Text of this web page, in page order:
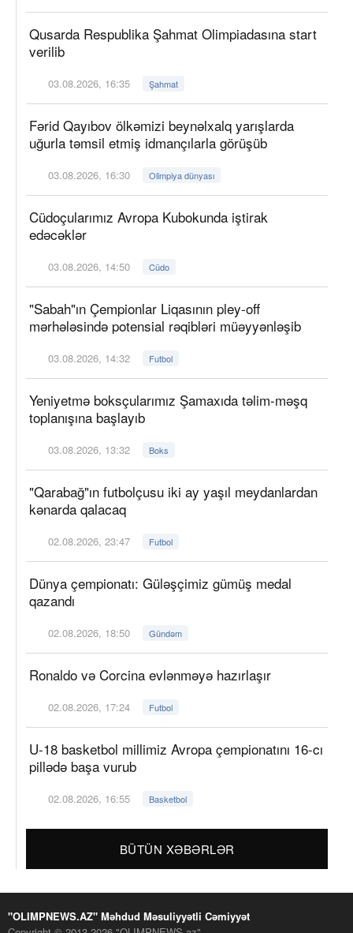
Qusarda Respublika Şahmat Olimpiadasına start
verilib
03.08.2026, 16:35 Şahmat
Fərid Qayıbov ölkəmizi beynəlxalq yarışlarda
uğurla təmsil etmiş idmançılarla görüşüb
03.08.2026, 16:30 Olimpiya dünyası
Cüdoçularımız Avropa Kubokunda iştirak
edəcəklər
03.08.2026, 14:50 Cüdo
"Sabah"ın Çempionlar Liqasının pley-off
mərhələsində potensial rəqibləri müəyyənləşib
03.08.2026, 14:32 Futbol
Yeniyetmə boksçularımız Şamaxıda təlim-məşq
toplanışına başlayıb
03.08.2026, 13:32 Boks
"Qarabağ"ın futbolçusu iki ay yaşıl meydanlardan
kənarda qalacaq
02.08.2026, 23:47 Futbol
Dünya çempionatı: Güləşçimiz gümüş medal
qazandı
02.08.2026, 18:50 Gündəm
Ronaldo və Corcina evlənməyə hazırlaşır
02.08.2026, 17:24 Futbol
U-18 basketbol millimiz Avropa çempionatını 16-cı
pillədə başa vurub
02.08.2026, 16:55 Basketbol
BÜTÜN XƏBƏRLƏR
"OLIMPNEWS.AZ" Məhdud Məsuliyyətli Cəmiyyət